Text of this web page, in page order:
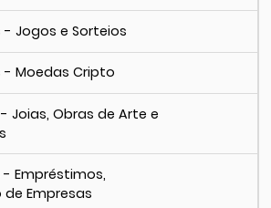
- Jogos e Sorteios
- Moedas Cripto
Joias, Obras de Arte e
- Empréstimos,
Empresas